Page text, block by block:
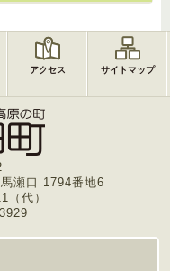
アクセス サイトマップ
瀬口 1794番地6
（代）